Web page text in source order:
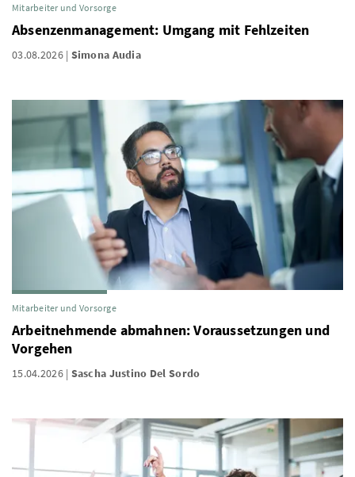
Mitarbeiter und Vorsorge
Absenzenmanagement: Umgang mit Fehlzeiten
03.08.2026 Simona Audia
Mitarbeiter und Vorsorge
Arbeitnehmende abmahnen: Voraussetzungen und
Vorgehen
15.04.2026 Sascha Justino Del Sordo